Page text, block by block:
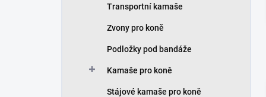
Transportní kamaše
Zvony pro koně
Podložky pod bandáže
Kamaše pro koně
Stájové kamaše pro koně